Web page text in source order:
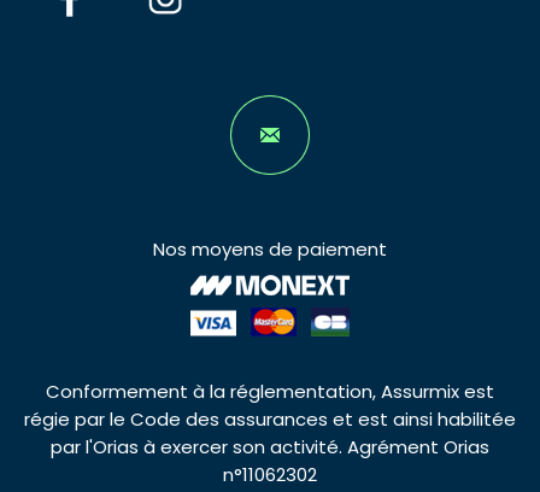
Nos moyens de paiement
Conformement à la réglementation, Assurmix est
régie par le Code des assurances et est ainsi habilitée
par l'Orias à exercer son activité. Agrément Orias
n°11062302